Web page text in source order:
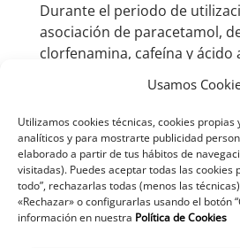
Usamos
Utilizamos cookies técnicas, cookies
analíticos y para mostrarte publicidad
elaborado a partir de tus hábitos de
visitadas). Puedes aceptar todas las cookies
todo”, rechazarlas todas (menos las
«Rechazar» o configurarlas usando el botón
información en nuestra Política de Cookies
Durante el periodo de
asociación de paracetamol,
clorfenamina, cafeína y ácido
producido los siguientes
frecuencia no se ha podido
exactitud:
En raras ocasiones pueden
pesadillas, insomnio,
inquietud (hiperactividad
comunes en niños y ancianos.